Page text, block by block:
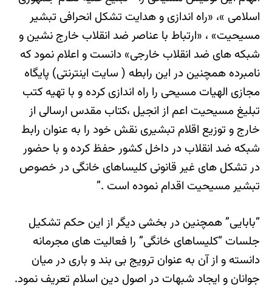
اسلامی »، «راه اندازی و هدایت تشکل انحرافی تبشیر
مسیحیت» ، «ارتباط با عناصر ضد انقلاب خارج نشین و
شبکه های ضد انقلاب خارجی» دانست و اعلام نمود که
نامبرده همچنین در این رابطه ( سایت اینترنتی) پایگاه
مجازی الهیات مسیحی را راه اندازی کرده و با تهیه کتب
تبلیغ مسیحیت اعم از انجیل ،کتاب مقدس ارسالی از
خارج و توزیع اقلام تبشیری نقش خود را به عنوان رابط
شبکه ضد انقلاب در داخل کشور حفظ کرده و با حضور
در تشکل های غیر قانونی کلیساهای خانگی در خصوص
تبشیر مسیحیت اقدام نموده است .”
“بابایی” همچنین در بخشی دیگر از این حکم تشکیل
جلسات “کلیساهای خانگی” را فعالیت های مجرمانه
دانسته و از آن به عنوان ترویج بی بند و باری در میان
جوانان و ایجاد شبهات در اصول دین اسلام تعریف نمود.